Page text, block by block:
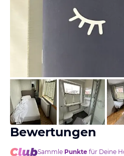
von Michael, März 2024
Bewertungen
Sammle Punkte für Deine